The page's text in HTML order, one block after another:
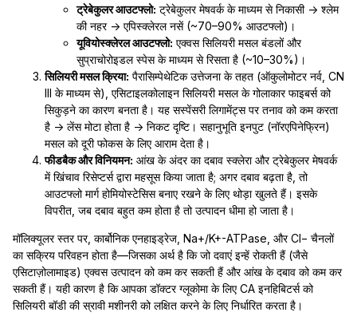
ट्रेबेकुलर आउटफ्लो: ट्रेबेकुलर मेषवर्क के माध्यम से निकासी → श्लेम
की नहर → एपिस्क्लेरल नसें (~70–90% आउटफ्लो)।
यूवियोस्क्लेरल आउटफ्लो: एक्वस सिलियरी मसल बंडलों और
सुप्राचोरोइडल स्पेस के माध्यम से रिसता है (~10–30%)।
सिलियरी मसल क्रिया: पैरासिम्पेथेटिक उत्तेजना के तहत (ऑकुलोमोटर नर्व, CN
III के माध्यम से), एसिटाइलकोलाइन सिलियरी मसल के गोलाकार फाइबर्स को
सिकुड़ने का कारण बनता है। यह सस्पेंसरी लिगामेंट्स पर तनाव को कम करता
है → लेंस मोटा होता है → निकट दृष्टि। सहानुभूति इनपुट (नॉरएपिनेफ्रिन)
मसल को दूरी फोकस के लिए आराम देता है।
फीडबैक और विनियमन: आंख के अंदर का दबाव स्क्लेरा और ट्रेबेकुलर मेषवर्क
में खिंचाव रिसेप्टर्स द्वारा महसूस किया जाता है; अगर दबाव बढ़ता है, तो
आउटफ्लो मार्ग होमियोस्टेसिस बनाए रखने के लिए थोड़ा खुलते हैं। इसके
विपरीत, जब दबाव बहुत कम होता है तो उत्पादन धीमा हो जाता है।
मॉलिक्यूलर स्तर पर, कार्बोनिक एनहाइड्रेज, Na+/K+-ATPase, और Cl− चैनलों
का सक्रिय परिवहन होता है—जिसका अर्थ है कि जो दवाएं इन्हें रोकती हैं (जैसे
एसिटाज़ोलामाइड) एक्वस उत्पादन को कम कर सकती हैं और आंख के दबाव को कम कर
सकती हैं। यही कारण है कि आपका डॉक्टर ग्लूकोमा के लिए CA इनहिबिटर्स को
सिलियरी बॉडी की स्रावी मशीनरी को लक्षित करने के लिए निर्धारित करता है।